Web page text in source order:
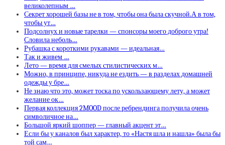
великолепным …
Секрет хорошей базы не в том, чтобы она была скучной.А в том,
чтобы ут…
Подсолнух и новые тарелки — спонсоры моего доброго утра!
Словила неболь…
Рубашка с короткими рукавами — идеальная…
Так и живем …
Лето — время для смелых стилистических м…
Можно, в принципе, никуда не ездить — в разделах домашней
одежды у бре…
Не знаю что это, может тоска по ускользающему лету, а может
желание ок…
Первая коллекция 2MOOD после ребрендинга получила очень
символичное на…
Большой яркий шоппер — главный акцент эт…
Если бы у каналов был характер, то «Настя шла и нашла» была бы
той сам…